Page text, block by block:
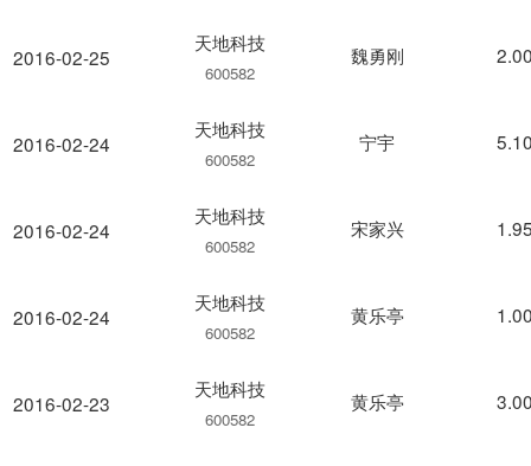
2016-02-25
2016-02-24
2016-02-24
2016-02-24
2016-02-23
天地科技
600582
魏勇刚
天地科技
600582
宁宇
天地科技
600582
宋家兴
天地科技
600582
黄乐亭
天地科技
600582
黄乐亭